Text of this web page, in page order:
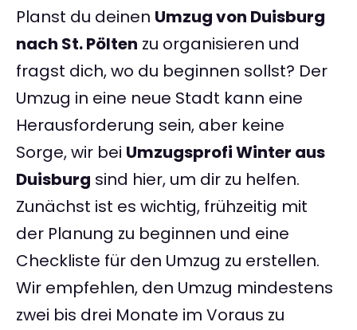
Planst du deinen Umzug von Duisburg
nach St. Pölten zu organisieren und
fragst dich, wo du beginnen sollst? Der
Umzug in eine neue Stadt kann eine
Herausforderung sein, aber keine
Sorge, wir bei Umzugsprofi Winter aus
Duisburg sind hier, um dir zu helfen.
Zunächst ist es wichtig, frühzeitig mit
der Planung zu beginnen und eine
Checkliste für den Umzug zu erstellen.
Wir empfehlen, den Umzug mindestens
zwei bis drei Monate im Voraus zu